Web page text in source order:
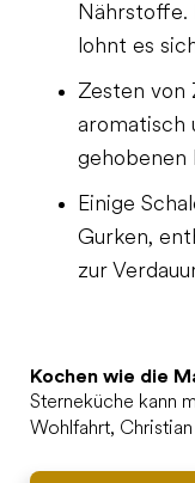
Nährstoffe.
lohnt es
Zesten von
aromatisch
gehobenen
Einige
Gurken,
zur
Kochen wie die
Sterneküche kann
Wohlfahrt,